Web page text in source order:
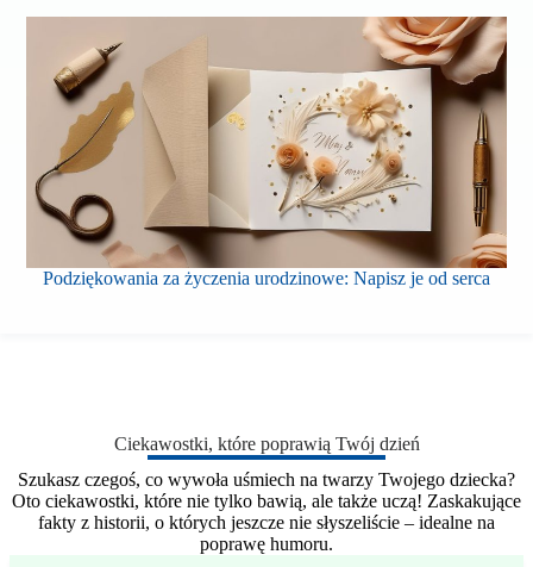
Podziękowania za życzenia urodzinowe: Napisz je od serca
Ciekawostki, które poprawią Twój dzień
Szukasz czegoś, co wywoła uśmiech na twarzy Twojego dziecka?
Oto ciekawostki, które nie tylko bawią, ale także uczą! Zaskakujące
fakty z historii, o których jeszcze nie słyszeliście – idealne na
poprawę humoru.